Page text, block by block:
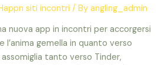
siti incontri / Byangling_admin
nuova app in incontri per accorgersi
l’anima gemella in quanto verso
tanto verso Tinder,